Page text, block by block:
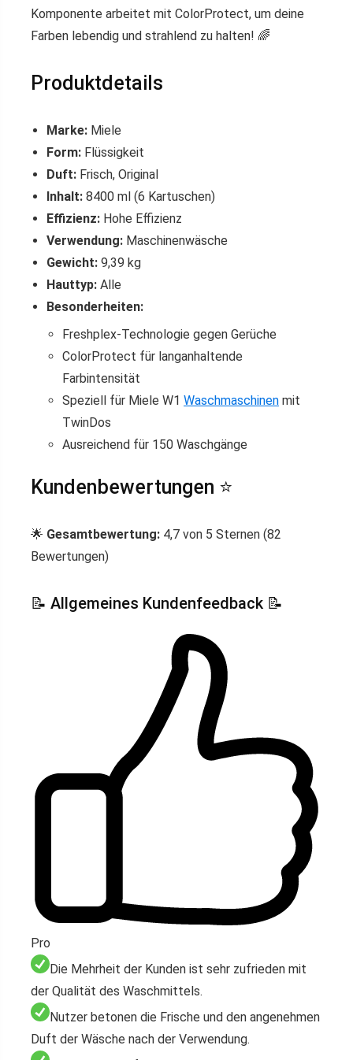
Komponente arbeitet mit ColorProtect, um deine
Farben lebendig und strahlend zu halten! 🌈
Produktdetails
Marke: Miele
Form: Flüssigkeit
Duft: Frisch, Original
Inhalt: 8400 ml (6 Kartuschen)
Effizienz: Hohe Effizienz
Verwendung: Maschinenwäsche
Gewicht: 9,39 kg
Hauttyp: Alle
Besonderheiten:
Freshplex-Technologie gegen Gerüche
ColorProtect für langanhaltende
Farbintensität
Speziell für Miele W1 Waschmaschinen mit
TwinDos
Ausreichend für 150 Waschgänge
Kundenbewertungen ⭐
🌟 Gesamtbewertung: 4,7 von 5 Sternen (82
Bewertungen)
📝 Allgemeines Kundenfeedback 📝
Pro
Die Mehrheit der Kunden ist sehr zufrieden mit
der Qualität des Waschmittels.
Nutzer betonen die Frische und den angenehmen
Duft der Wäsche nach der Verwendung.